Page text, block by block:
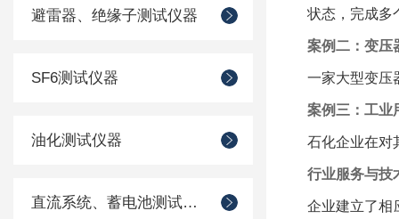
避雷器、绝缘子测试仪器
SF6测试仪器
油化测试仪器
直流系统、蓄电池测试仪器
状态，完成多
案例二：变压
一家大型变压
案例三：工业
石化企业在对
行业服务与技
企业建立了相